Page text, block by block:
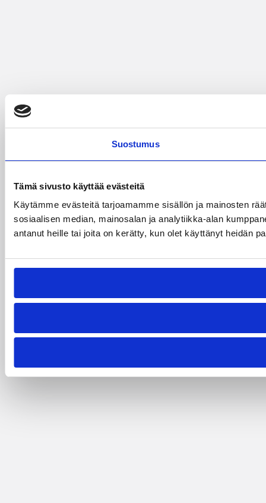
Suostumus
Tämä sivusto käyttää evästeitä
Käytämme evästeitä tarjoamamme sisällön ja mainosten
sosiaalisen median, mainosalan ja analytiikka-alan
antanut heille tai joita on kerätty, kun olet käyttänyt heidän